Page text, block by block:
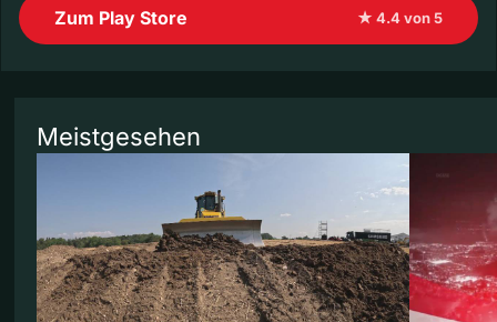
Zum Play Store ★ 4.4 von 5
Meistgesehen